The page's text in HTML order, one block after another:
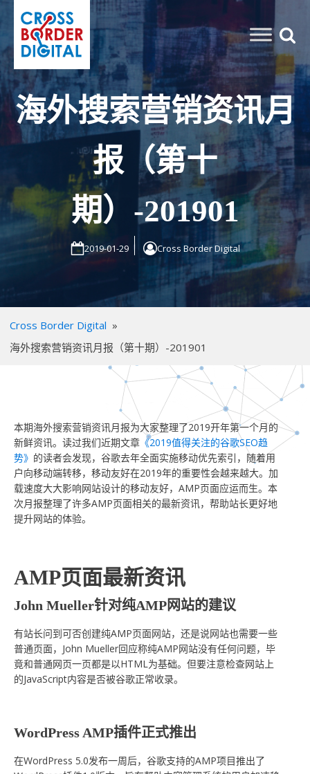
海外搜索营销资讯月
报（第十
期）-201901
2019-01-29 Cross Border Digital
Cross Border Digital »
海外搜索营销资讯月报（第十期）-201901
本期海外搜索营销资讯月报为大家整理了2019开年第一个月的
新鲜资讯。读过我们近期文章 《2019值得关注的谷歌SEO趋
势》 的读者会发现，谷歌去年全面实施移动优先索引，随着用
户向移动端转移，移动友好在2019年的重要性会越来越大。加
载速度大大影响网站设计的移动友好，AMP页面应运而生。本
次月报整理了许多AMP页面相关的最新资讯，帮助站长更好地
提升网站的体验。
AMP页面最新资讯
John Mueller针对纯AMP网站的建议
有站长问到可否创建纯AMP页面网站，还是说网站也需要一些
普通页面，John Mueller回应称纯AMP网站没有任何问题，毕
竟和普通网页一页都是以HTML为基础。但要注意检查网站上
的JavaScript内容是否被谷歌正常收录。
WordPress AMP插件正式推出
在WordPress 5.0发布一周后，谷歌支持的AMP项目推出了